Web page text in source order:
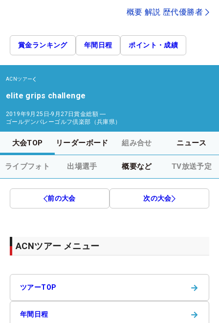
概要 解説 歴代優勝者
賞金ランキング 年間日程 ポイント・成績
ACNツアー
elite grips challenge
2019年9月25日-9月27日賞金総額 ―
ゴールデンバレーゴルフ倶楽部（兵庫県）
大会TOP リーダーボード 組み合せ ニュース
ライブフォト 出場選手 概要など TV放送予定
前の大会 次の大会
ACNツアー メニュー
ツアーTOP →
年間日程 →